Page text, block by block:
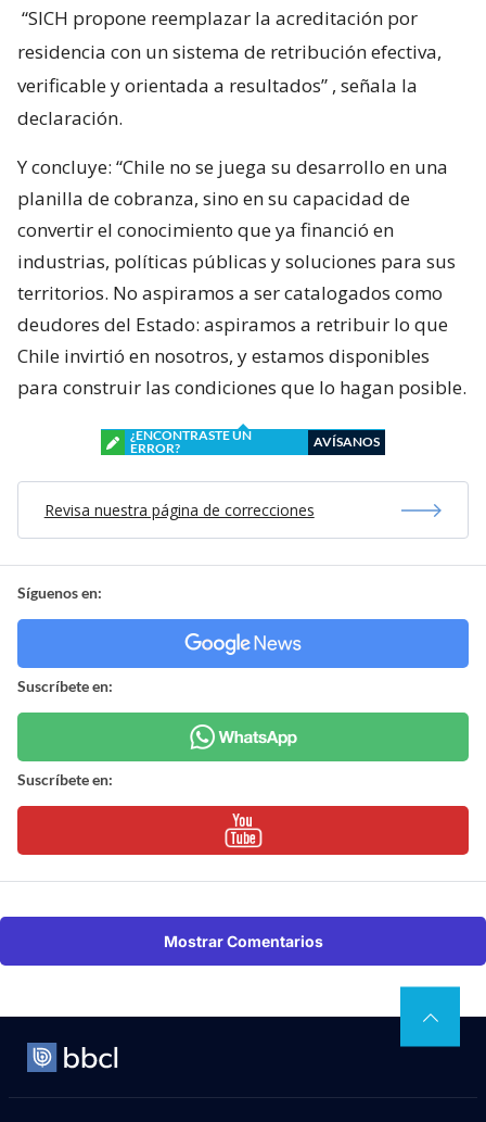
“SICH propone reemplazar la acreditación por
residencia con un sistema de retribución efectiva,
verificable y orientada a resultados” , señala la
declaración.
Y concluye: “Chile no se juega su desarrollo en una
planilla de cobranza, sino en su capacidad de
convertir el conocimiento que ya financió en
industrias, políticas públicas y soluciones para sus
territorios. No aspiramos a ser catalogados como
deudores del Estado: aspiramos a retribuir lo que
Chile invirtió en nosotros, y estamos disponibles
para construir las condiciones que lo hagan posible.
¿ENCONTRASTE UN
ERROR?
AVÍSANOS
Revisa nuestra página de correcciones
Síguenos en:
Suscríbete en:
Suscríbete en:
Mostrar Comentarios